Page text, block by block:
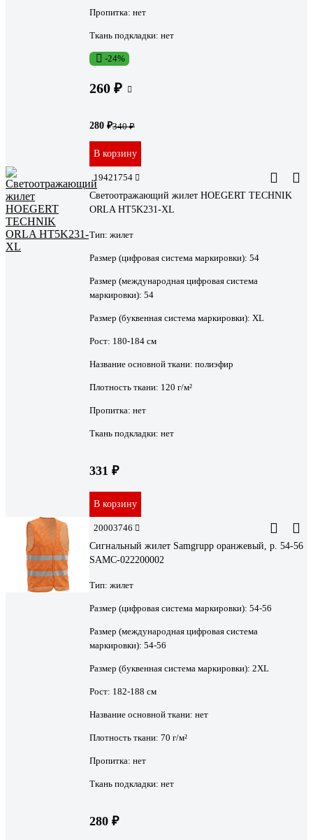
Пропитка: нет
Ткань подкладки: нет
-24%
260 ₽
280 ₽340 ₽
В корзину
19421754
Светоотражающий жилет HOEGERT TECHNIK
ORLA HT5K231-XL
Тип: жилет
Размер (цифровая система маркировки): 54
Размер (международная цифровая система
маркировки): 54
Размер (буквенная система маркировки): XL
Рост: 180-184 см
Название основной ткани: полиэфир
Плотность ткани: 120 г/м²
Пропитка: нет
Ткань подкладки: нет
331 ₽
В корзину
20003746
Сигнальный жилет Samgrupp оранжевый, р. 54-56
SAMC-022200002
Тип: жилет
Размер (цифровая система маркировки): 54-56
Размер (международная цифровая система
маркировки): 54-56
Размер (буквенная система маркировки): 2XL
Рост: 182-188 см
Название основной ткани: нет
Плотность ткани: 70 г/м²
Пропитка: нет
Ткань подкладки: нет
280 ₽